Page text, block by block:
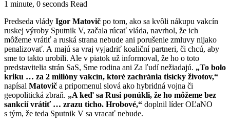
1 minute, 0 seconds Read
Predseda vlády Igor Matovič po tom, ako sa kvôli nákupu vakcín
ruskej výroby Sputnik V, začala rúcať vláda, navrhol, že ich
môžeme vrátiť a ruská strana nebude ani porušenie zmluvy nijako
penalizovať. A majú sa vraj vyjadriť koaliční partneri, či chcú, aby
sme to takto urobili. Ale v piatok už informoval, že ho o toto
predstavitelia strán SaS, Sme rodina ani Za ľudí nežiadajú. „To bolo
kriku … za 2 milióny vakcín, ktoré zachránia tisícky životov,“
napísal Matovič a pripomenul slová ako hybridná vojna či
geopolitická zbraň. „A keď sa Rusi ponúkli, že ho môžeme bez
sankcií vrátiť … zrazu ticho. Hrobové,“ doplnil líder OĽaNO
s tým, že teda Sputnik V sa vracať nebude.